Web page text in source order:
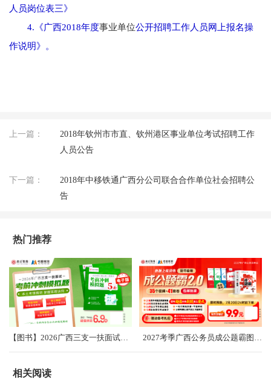
人员岗位表三》
4.《广西2018年度事业单位公开招聘工作人员网上报名操
作说明》。
上一篇：
2018年钦州市市直、钦州港区事业单位考试招聘工作
人员公告
下一篇：
2018年中移铁通广西分公司联合合作单位社会招聘公
告
热门推荐
【图书】2026广西三支一扶面试考前冲刺卷（共5套）
相关阅读